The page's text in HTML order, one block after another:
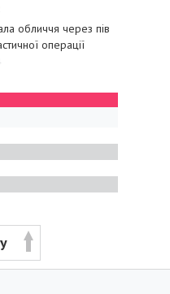
обличчя через пів
операції